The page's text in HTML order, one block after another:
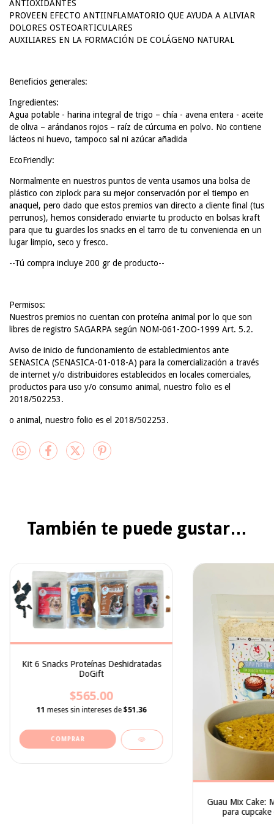
ANTIOXIDANTES
PROVEEN EFECTO ANTIINFLAMATORIO QUE AYUDA A ALIVIAR
DOLORES OSTEOARTICULARES
AUXILIARES EN LA FORMACIÓN DE COLÁGENO NATURAL
Beneficios generales:
Ingredientes:
Agua potable - harina integral de trigo – chía - avena entera - aceite
de oliva – arándanos rojos – raíz de cúrcuma en polvo. No contiene
lácteos ni huevo, tampoco sal ni azúcar añadida
EcoFriendly:
Normalmente en nuestros puntos de venta usamos una bolsa de
plástico con ziplock para su mejor conservación por el tiempo en
anaquel, pero dado que estos premios van directo a cliente final (tus
perrunos), hemos considerado enviarte tu producto en bolsas kraft
para que tu guardes los snacks en el tarro de tu conveniencia en un
lugar limpio, seco y fresco.
--Tú compra incluye 200 gr de producto--
Permisos:
Nuestros premios no cuentan con proteína animal por lo que son
libres de registro SAGARPA según NOM-061-ZOO-1999 Art. 5.2.
Aviso de inicio de funcionamiento de establecimientos ante
SENASICA (SENASICA-01-018-A) para la comercialización a través
de internet y/o distribuidores establecidos en locales comerciales,
productos para uso y/o consumo animal, nuestro folio es el
2018/502253.
o animal, nuestro folio es el 2018/502253.
También te puede gustar…
Kit 6 Snacks Proteínas Deshidratadas
DoGift
$565.00
11 meses sin intereses de$51.36
Guau Mix Cake:
para